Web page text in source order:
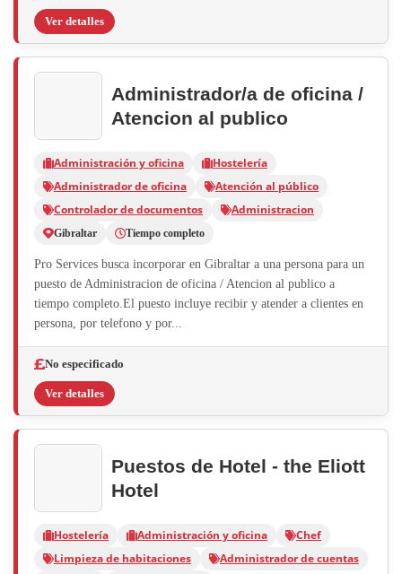
Ver detalles
Administrador/a de oficina /
Atencion al publico
Administración y oficina
Hostelería
Administrador de oficina
Atención al público
Controlador de documentos
Administracion
Gibraltar Tiempo completo
Pro Services busca incorporar en Gibraltar a una persona para un
puesto de Administracion de oficina / Atencion al publico a
tiempo completo.El puesto incluye recibir y atender a clientes en
persona, por telefono y por...
No especificado
Ver detalles
Puestos de Hotel - the Eliott
Hotel
Hostelería Administración y oficina
Chef
Limpieza de habitaciones
Administrador de cuentas